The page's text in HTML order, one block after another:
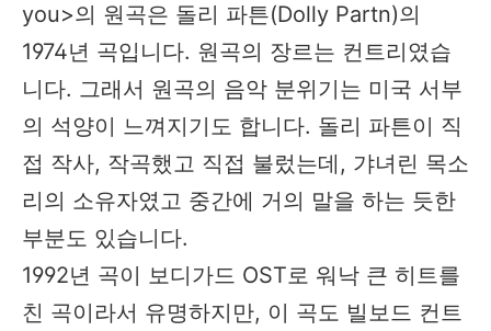
you​>의 원곡은 돌리 파튼(Dolly Partn)의
1974년 곡입니다. 원곡의 장르는 컨트리였습
니다. 그래서 원곡의 음악 분위기는 미국 서부
의 석양이 느껴지기도 합니다. 돌리 파튼이 직
접 작사, 작곡했고 직접 불렀는데, 갸녀린 목소
리의 소유자였고 중간에 거의 말을 하는 듯한
부분도 있습니다.
1992년 곡이 보디가드 OST로 워낙 큰 히트를
친 곡이라서 유명하지만, 이 곡도 빌보드 컨트